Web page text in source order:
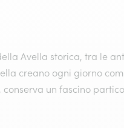
Avella storica, tra le
creano ogni giorno
conserva un fascino